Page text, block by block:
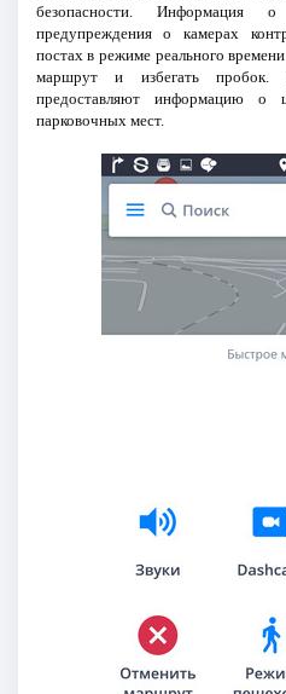
безопасности. Информация
предупреждения о камерах
постах в режиме реального
маршрут и избегать пробок.
предоставляют информацию о
парковочных мест.